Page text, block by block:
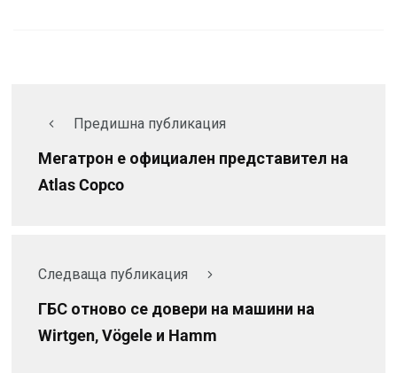
Предишна публикация
Мегатрон е официален представител на
Atlas Copco
Следваща публикация
ГБС отново се довери на машини на
Wirtgen, Vögele и Hamm